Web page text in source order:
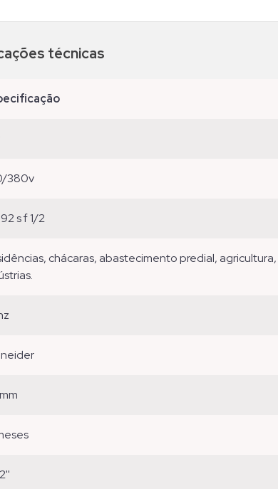
técnicas
380v
92 s f 1/2
2''